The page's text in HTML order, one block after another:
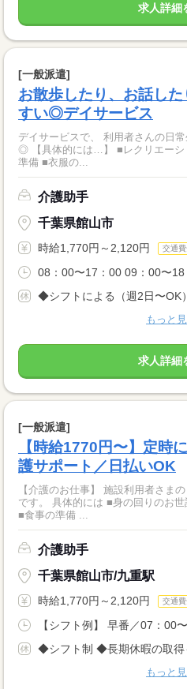
求人詳細
[一般派遣]
お散歩したり、お話し
すい◎デイサービス
デイサービスで、 利用者さんの日
◎ 【具体的には…】 ■レクリエーションの準備やお手伝い ■食事の
準備 ■衣服の...
介護助手
千葉県館山市
時給1,770円～2,120円 交通
08：00〜17：00 09：00〜18
◆シフトによる（週2日〜OK
もっと
求人詳細
[一般派遣]
【時給1770円〜】定時
護サポート／日払いOK
【介護のお仕事】 施設利用者さま
です。 具体的には ■身の回りのお世話 ■レクリエーションの見守り
■食事の準備 ...
介護助手
千葉県館山市/九重駅
時給1,770円～2,120円 交通
【シフト例】 早番／07：00
◆シフト制 ◆長期休暇の取得
もっと